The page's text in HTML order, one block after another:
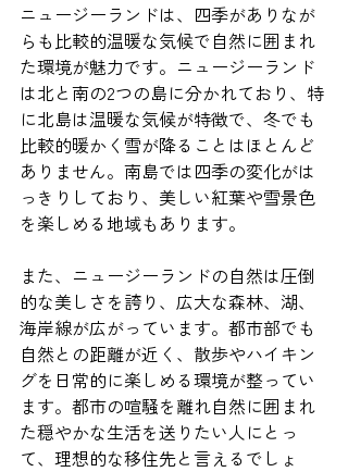
ニュージーランドは、四季がありなが
らも比較的温暖な気候で自然に囲まれ
た環境が魅力です。ニュージーランド
は北と南の2つの島に分かれており、特
に北島は温暖な気候が特徴で、冬でも
比較的暖かく雪が降ることはほとんど
ありません。南島では四季の変化がは
っきりしており、美しい紅葉や雪景色
を楽しめる地域もあります。
また、ニュージーランドの自然は圧倒
的な美しさを誇り、広大な森林、湖、
海岸線が広がっています。都市部でも
自然との距離が近く、散歩やハイキン
グを日常的に楽しめる環境が整ってい
ます。都市の喧騒を離れ自然に囲まれ
た穏やかな生活を送りたい人にとっ
て、理想的な移住先と言えるでしょ